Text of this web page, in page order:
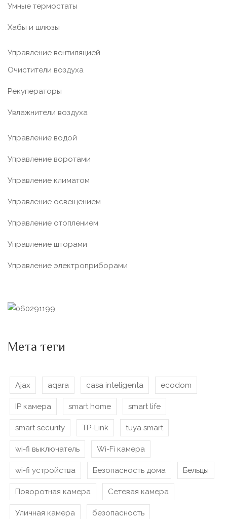
Умные термостаты
Хабы и шлюзы
Управление вентиляцией
Очистители воздуха
Рекуператоры
Увлажнители воздуха
Управление водой
Управление воротами
Управление климатом
Управление освещением
Управление отоплением
Управление шторами
Управление электроприборами
Мета теги
Ajax aqara casa inteligenta ecodom
IP камера smart home smart life
smart security TP-Link tuya smart
wi-fi выключатель Wi-Fi камера
wi-fi устройства Безопасность дома Бельцы
Поворотная камера Сетевая камера
Уличная камера безопасность